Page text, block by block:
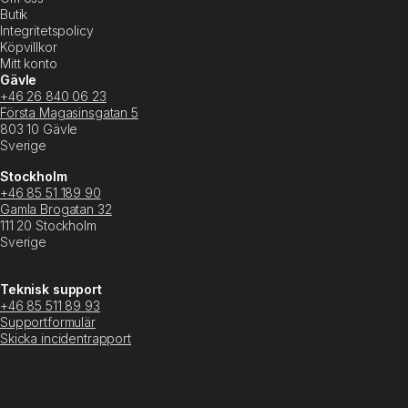
Butik
Integritetspolicy
Köpvillkor
Mitt konto
Gävle
+46 26 840 06 23
Första Magasinsgatan 5
803 10 Gävle
Sverige
Stockholm
+46 85 51 189 90
Gamla Brogatan 32
111 20 Stockholm
Sverige
Teknisk support
+46 85 511 89 93
Supportformulär
Skicka incidentrapport